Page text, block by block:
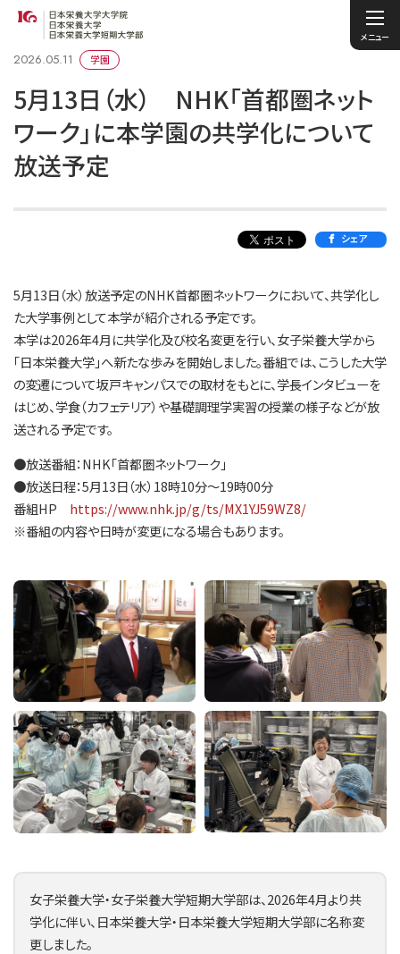
メニュー
2026.05.11 学園
5月13日（水） NHK「首都圏ネット
ワーク」に本学園の共学化について
放送予定
シェア
5月13日（水）放送予定のNHK首都圏ネットワークにおいて、共学化し
た大学事例として本学が紹介される予定です。
本学は2026年4月に共学化及び校名変更を行い、女子栄養大学から
「日本栄養大学」へ新たな歩みを開始しました。番組では、こうした大学
の変遷について坂戸キャンパスでの取材をもとに、学長インタビューを
はじめ、学食（カフェテリア）や基礎調理学実習の授業の様子などが放
送される予定です。
●放送番組：NHK「首都圏ネットワーク」
●放送日程：5月13日（水）18時10分～19時00分
番組HP https://www.nhk.jp/g/ts/MX1YJ59WZ8/
※番組の内容や日時が変更になる場合もあります。
女子栄養大学・女子栄養大学短期大学部は、2026年4月より共
学化に伴い、日本栄養大学・日本栄養大学短期大学部に名称変
更しました。